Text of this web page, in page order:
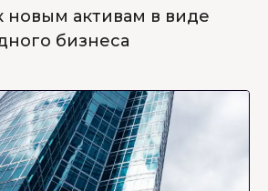
новым активам в виде
бизнеса